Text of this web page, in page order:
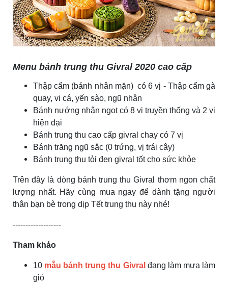
Menu bánh trung thu Givral 2020 cao cấp
Thập cẩm (bánh nhân mặn) có 6 vị - Thập cẩm gà
quay, vi cá, yến sào, ngũ nhân
Bánh nướng nhân ngọt có 8 vị truyền thống và 2 vị
hiện đại
Bánh trung thu cao cấp givral chay có 7 vị
Bánh trăng ngũ sắc (0 trứng, vị trái cây)
Bánh trung thu tỏi đen givral tốt cho sức khỏe
Trên đây là dòng bánh trung thu Givral thơm ngon chất
lượng nhất. Hãy cùng mua ngay để dành tặng người
thân bạn bè trong dịp Tết trung thu này nhé!
-------------------
Tham khảo
10 mẫu bánh trung thu Givral đang làm mưa làm
gió